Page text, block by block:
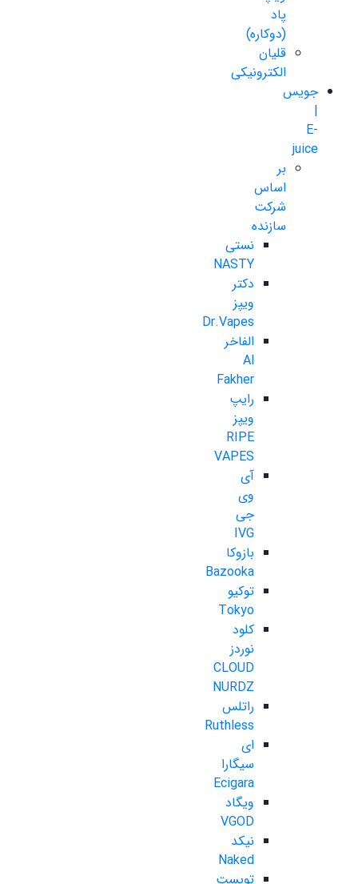
پاد
(دوکاره)
قلیان
الکترونیکی
جویس
|
E-
juice
بر
اساس
شرکت
سازنده
نستی
NASTY
دکتر
ویپز
Dr.Vapes
الفاخر
Al
Fakher
رایپ
ویپز
RIPE
VAPES
آی
وی
جی
IVG
بازوکا
Bazooka
توکیو
Tokyo
کلود
نوردز
CLOUD
NURDZ
راتلس
Ruthless
ای
سیگارا
Ecigara
ویگاد
VGOD
نیکد
Naked
تویست